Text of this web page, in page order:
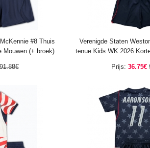
#8 Thuis
Mouwen (+ broek)
91.88€
Verenigde Staten
tenue Kids WK 2026
Prijs: 36.75€